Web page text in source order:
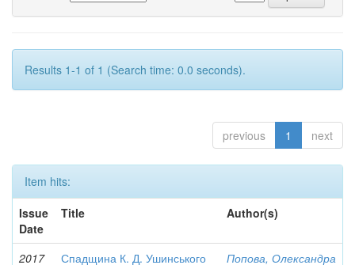
Results 1-1 of 1 (Search time: 0.0 seconds).
previous 1 next
Item hits:
Issue
Date
Title Author(s)
2017
Спадщина К. Д. Ушинського
Попова, Олександра